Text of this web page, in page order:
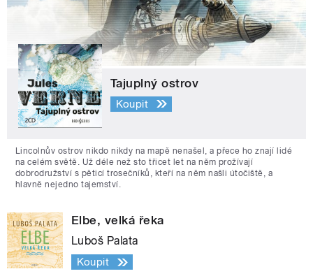
Tajuplný ostrov
Koupit
Lincolnův ostrov nikdo nikdy na mapě nenašel, a přece ho znají lidé
na celém světě. Už déle než sto třicet let na něm prožívají
dobrodružství s pěticí trosečníků, kteří na něm našli útočiště, a
hlavně nejedno tajemství.
Elbe, velká řeka
Luboš Palata
Koupit